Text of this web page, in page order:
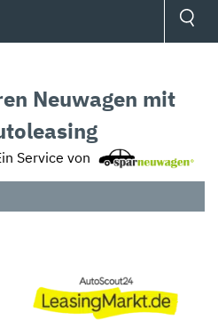
Neuwagen mit
Service von